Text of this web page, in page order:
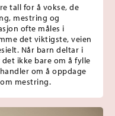
tall for å vokse, de
mestring og
ofte måles i
det viktigste, veien
Når barn deltar i
ikke bare om å fylle
om å oppdage
mestring.